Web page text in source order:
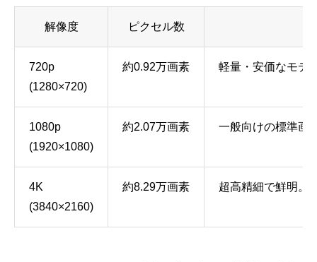
解像度 ピクセル数
720p
(1280×720)
約0.92万画素 軽量・安価なモデ
1080p
(1920×1080)
約2.07万画素 一般向けの標準画
4K
(3840×2160)
約8.29万画素 超高精細で鮮明。